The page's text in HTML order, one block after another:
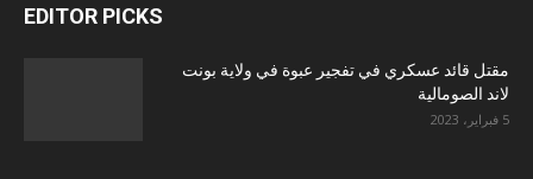
EDITOR PICKS
مقتل قائد عسكري في تفجير عبوة في ولاية بونت
لاند الصومالية
5 فبراير، 2023